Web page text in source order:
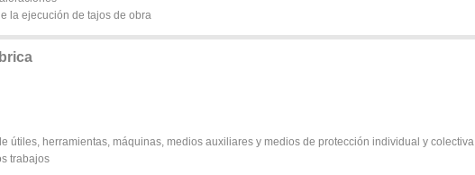
la ejecución de tajos de obra
útiles, herramientas, máquinas, medios auxiliares y medios de protección individual y colectiva
trabajos